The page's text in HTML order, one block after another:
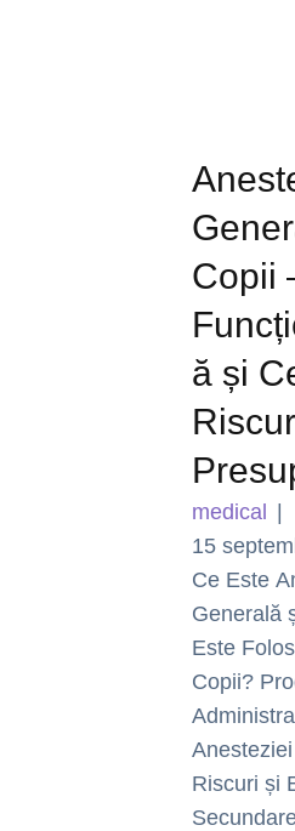
Copii
ă și
medical |
15
Ce Este
Generală
Este
Copii?
Riscuri și